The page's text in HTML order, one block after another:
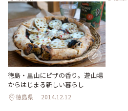
徳島・里山にピザの香り。遊山場
からはじまる新しい暮らし
徳島県 2014.12.12